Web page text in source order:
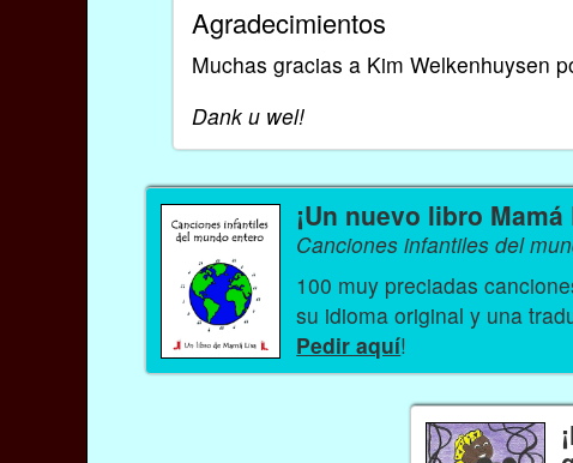
Agradecimientos
Muchas gracias a Kim Welkenhuysen
Dank u wel!
¡Un nuevo libro Mamá
Canciones infantiles del
100 muy preciadas
su idioma original y una
Pedir aquí!